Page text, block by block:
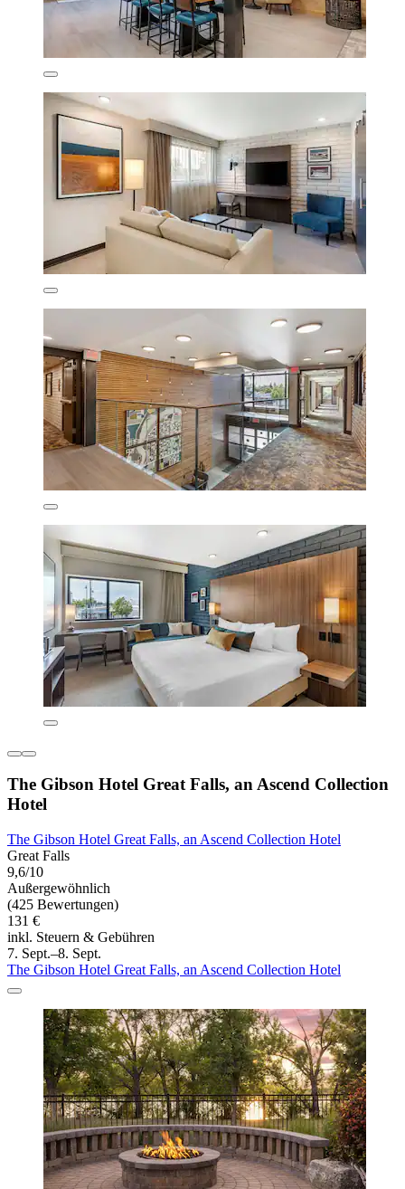
The Gibson Hotel Great Falls, an Ascend Collection
Hotel
The Gibson Hotel Great Falls, an Ascend Collection Hotel
Great Falls
9,6/10
Außergewöhnlich
(425 Bewertungen)
131 €
inkl. Steuern & Gebühren
7. Sept.–8. Sept.
The Gibson Hotel Great Falls, an Ascend Collection Hotel